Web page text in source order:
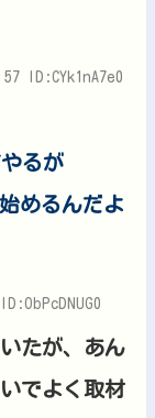
ID:CYk1nA7e0
るが
めるんだよ
たが、あん
でよく取材